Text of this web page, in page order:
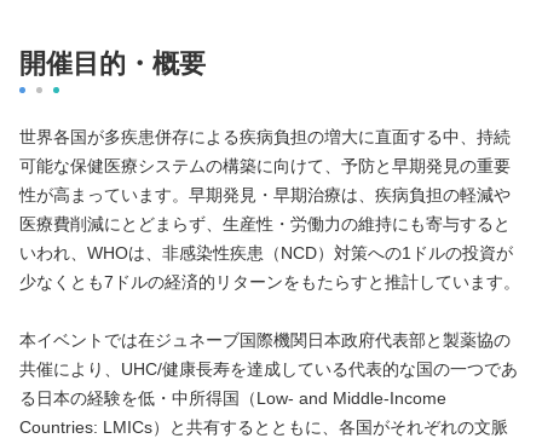
開催目的・概要
世界各国が多疾患併存による疾病負担の増大に直面する中、持続
可能な保健医療システムの構築に向けて、予防と早期発見の重要
性が高まっています。早期発見・早期治療は、疾病負担の軽減や
医療費削減にとどまらず、生産性・労働力の維持にも寄与すると
いわれ、WHOは、非感染性疾患（NCD）対策への1ドルの投資が
少なくとも7ドルの経済的リターンをもたらすと推計しています。
本イベントでは在ジュネーブ国際機関日本政府代表部と製薬協の
共催により、UHC/健康長寿を達成している代表的な国の一つであ
る日本の経験を低・中所得国（Low- and Middle-Income
Countries: LMICs）と共有するとともに、各国がそれぞれの文脈